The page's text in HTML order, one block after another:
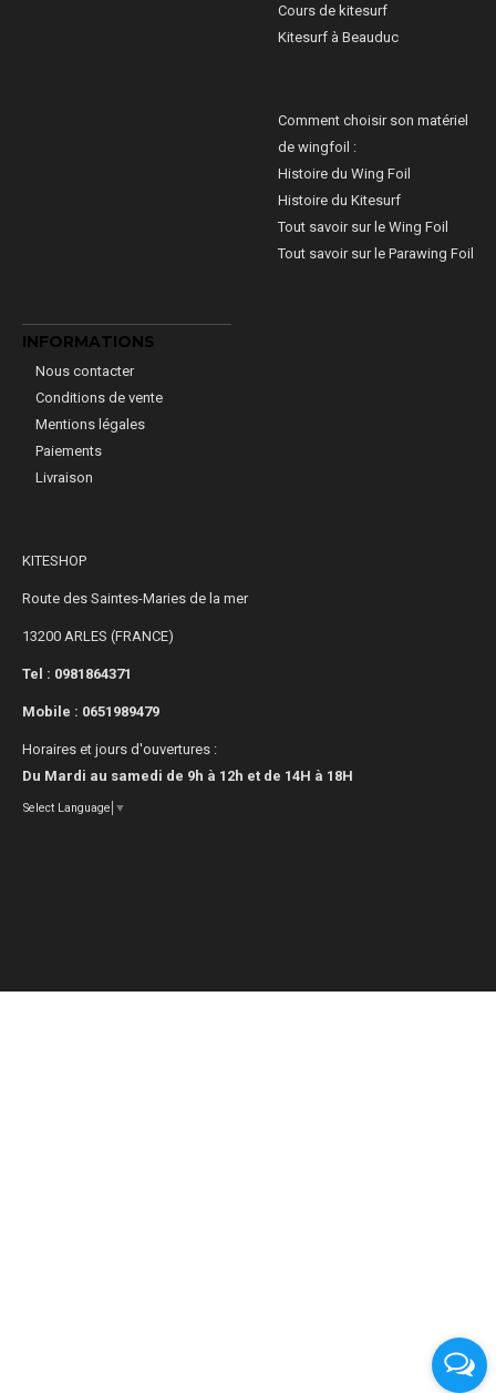
Cours de kitesurf
Kitesurf à Beauduc
Comment choisir son matériel
de wingfoil :
Histoire du Wing Foil
Histoire du Kitesurf
Tout savoir sur le Wing Foil
Tout savoir sur le Parawing Foil
INFORMATIONS
Nous contacter
Conditions de vente
Mentions légales
Paiements
Livraison
KITESHOP
Route des Saintes-Maries de la mer
13200 ARLES (FRANCE)
Tel : 0981864371
Mobile : 0651989479
Horaires et jours d'ouvertures :
Du Mardi au samedi de 9h à 12h et de 14H à 18H
Select Language ▼